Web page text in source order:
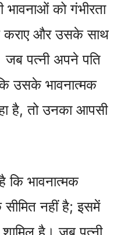
भावनाओं को गंभीरता
और उसके साथ
पत्नी अपने पति
उसके भावनात्मक
है, तो उनका आपसी
कि भावनात्मक
नहीं है; इसमें